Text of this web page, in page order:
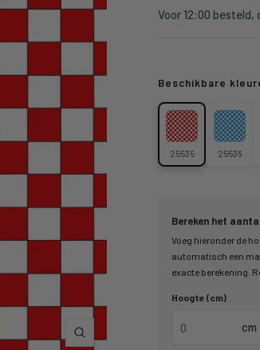
Inzoomen
prijs
Voor 12:00 besteld,
Bereken het
Voeg hieronder de
automatisch een
exacte berekening.
Hoogte (cm)
cm
Beschikbare
25535 25536